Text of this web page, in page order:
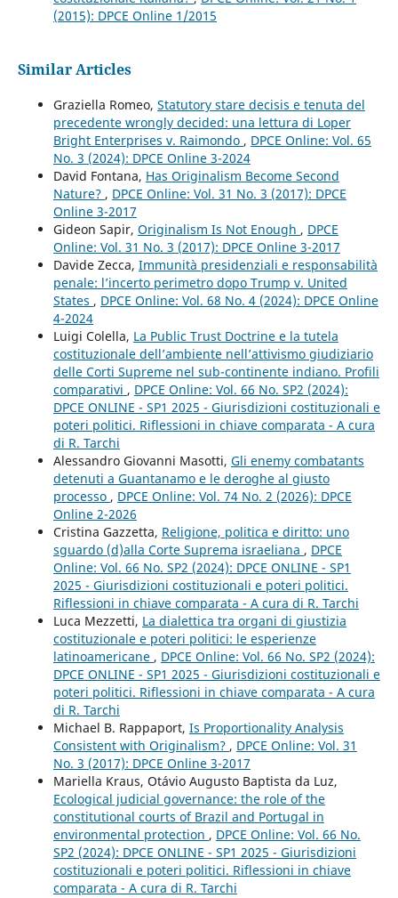
(2015): DPCE Online 1/2015
Similar Articles
Graziella Romeo, Statutory stare decisis e tenuta del
precedente wrongly decided: una lettura di Loper
Bright Enterprises v. Raimondo , DPCE Online: Vol. 65
No. 3 (2024): DPCE Online 3-2024
David Fontana, Has Originalism Become Second
Nature? , DPCE Online: Vol. 31 No. 3 (2017): DPCE
Online 3-2017
Gideon Sapir, Originalism Is Not Enough , DPCE
Online: Vol. 31 No. 3 (2017): DPCE Online 3-2017
Davide Zecca, Immunità presidenziali e responsabilità
penale: l’incerto perimetro dopo Trump v. United
States , DPCE Online: Vol. 68 No. 4 (2024): DPCE Online
4-2024
Luigi Colella, La Public Trust Doctrine e la tutela
costituzionale dell’ambiente nell’attivismo giudiziario
delle Corti Supreme nel sub-continente indiano. Profili
comparativi , DPCE Online: Vol. 66 No. SP2 (2024):
DPCE ONLINE - SP1 2025 - Giurisdizioni costituzionali e
poteri politici. Riflessioni in chiave comparata - A cura
di R. Tarchi
Alessandro Giovanni Masotti, Gli enemy combatants
detenuti a Guantanamo e le deroghe al giusto
processo , DPCE Online: Vol. 74 No. 2 (2026): DPCE
Online 2-2026
Cristina Gazzetta, Religione, politica e diritto: uno
sguardo (d)alla Corte Suprema israeliana , DPCE
Online: Vol. 66 No. SP2 (2024): DPCE ONLINE - SP1
2025 - Giurisdizioni costituzionali e poteri politici.
Riflessioni in chiave comparata - A cura di R. Tarchi
Luca Mezzetti, La dialettica tra organi di giustizia
costituzionale e poteri politici: le esperienze
latinoamericane , DPCE Online: Vol. 66 No. SP2 (2024):
DPCE ONLINE - SP1 2025 - Giurisdizioni costituzionali e
poteri politici. Riflessioni in chiave comparata - A cura
di R. Tarchi
Michael B. Rappaport, Is Proportionality Analysis
Consistent with Originalism? , DPCE Online: Vol. 31
No. 3 (2017): DPCE Online 3-2017
Mariella Kraus, Otávio Augusto Baptista da Luz,
Ecological judicial governance: the role of the
constitutional courts of Brazil and Portugal in
environmental protection , DPCE Online: Vol. 66 No.
SP2 (2024): DPCE ONLINE - SP1 2025 - Giurisdizioni
costituzionali e poteri politici. Riflessioni in chiave
comparata - A cura di R. Tarchi